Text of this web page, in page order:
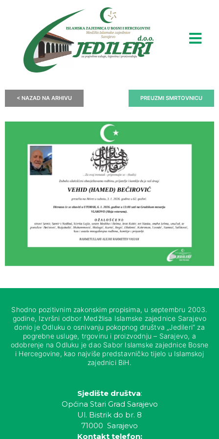
< NAZAD NA ARHIVU PREUZMI SMRTOVNICU
Shodno pozitivnim zakonskim propisima, u septembru 2003.
godine, Izvršni odbor Medžlisa Islamske zajednice Sarajevo
donio je Odluku o osnivanju pokopnog društva „Jedileri“ za
pogrebne usluge, trgovinu i proizvodnju – Sarajevo, a
odobrenje na Odluku je dao Sabor Islamske zajednice Bosne
i Hercegovine, kao najviše predstavničko tijelo u Islamskoj
zajednici BiH.
Sjedište društva:
Općina Stari Grad Sarajevo
Ul. Bistrik do br. 8
71000 Sarajevo
Kontakt telefon: